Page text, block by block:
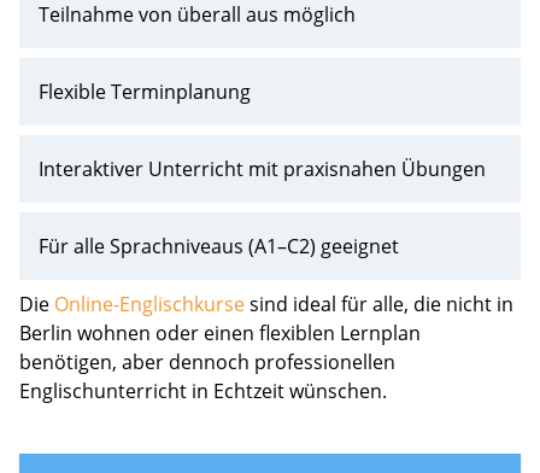
Teilnahme von überall aus möglich
Flexible Terminplanung
Interaktiver Unterricht mit praxisnahen Übungen
Für alle Sprachniveaus (A1–C2) geeignet
Die Online-Englischkursesind ideal für alle, die nicht in
Berlin wohnen oder einen flexiblen Lernplan
benötigen, aber dennoch professionellen
Englischunterricht in Echtzeit wünschen.